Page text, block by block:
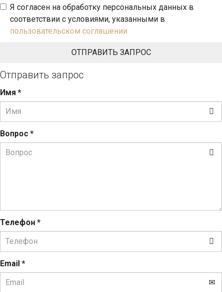
Я согласен на обработку персональных данных в
соответствии с условиями, указанными в
пользовательском соглашении
Отправить запрос
Имя *
Вопрос *
Телефон *
Email *